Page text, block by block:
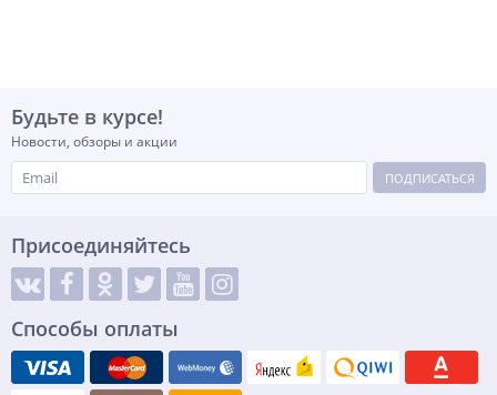
Будьте в курсе!
Новости, обзоры и акции
ПОДПИСАТЬСЯ
Присоединяйтесь
Способы оплаты